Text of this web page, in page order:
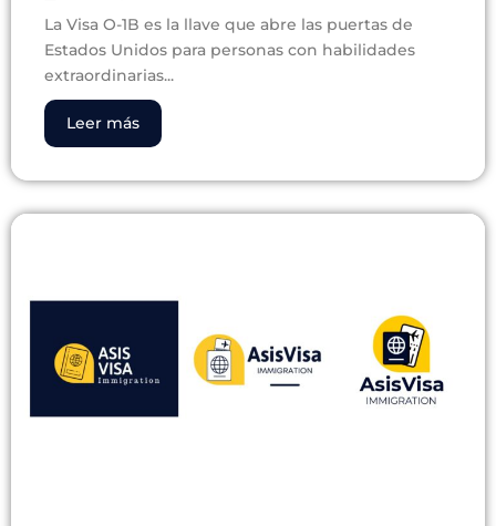
La Visa O-1B es la llave que abre las puertas de
Estados Unidos para personas con habilidades
extraordinarias...
Leer más